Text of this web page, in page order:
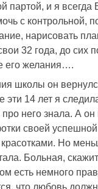
партой, и я всегда
с контрольной,
нарисовать
32 года, до сих
его желания….
школы он
эти 14 лет я
про него знала. А
своей
Но
Больная,
есть немного
что любовь